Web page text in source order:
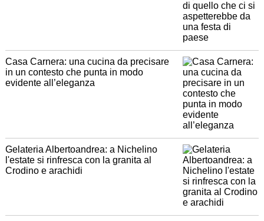
Casa Carnera: una cucina da precisare
in un contesto che punta in modo
evidente all’eleganza
Gelateria Albertoandrea: a Nichelino
l'estate si rinfresca con la granita al
Crodino e arachidi